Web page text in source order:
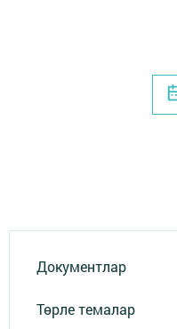
Документлар
Төрле темалар